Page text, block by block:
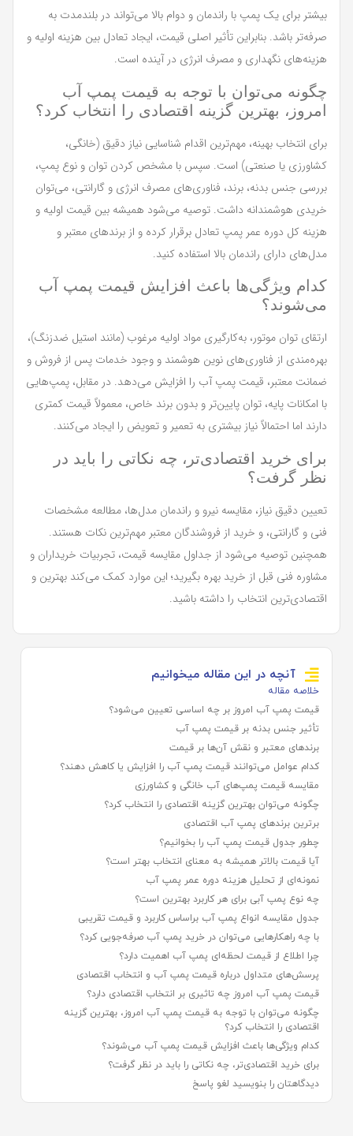
بیشتر برای یک پمپ با راندمان و دوام بالا می‌تواند در بلندمدت به
صرفه‌تر باشد. بنابراین تأثیر اصلی قیمت، ایجاد تعادل بین هزینه اولیه و
هزینه‌های نگهداری و مصرف انرژی در آینده است.
چگونه می‌توان با توجه به قیمت پمپ آب
امروز، بهترین گزینه اقتصادی را انتخاب کرد؟
برای انتخاب بهینه، مهم‌ترین اقدام شناسایی نیاز دقیق (خانگی،
کشاورزی یا صنعتی) است. سپس با مشخص کردن توان و نوع پمپ،
بررسی جنس بدنه، برند، فناوری‌های مصرف انرژی و گارانتی، می‌توان
خریدی هوشمندانه داشت. توصیه می‌شود همیشه بین قیمت اولیه و
هزینه کل دوره عمر پمپ تعادل برقرار کرده و از برندهای معتبر و
مدل‌های دارای راندمان بالا استفاده کنید.
کدام ویژگی‌ها باعث افزایش قیمت پمپ آب
می‌شوند؟
ارتقای توان موتور، به‌کارگیری مواد اولیه مرغوب (مانند استیل ضدزنگ)،
بهره‌مندی از فناوری‌های نوین هوشمند و وجود خدمات پس از فروش و
ضمانت معتبر، قیمت پمپ آب را افزایش می‌دهد. در مقابل، پمپ‌هایی
با امکانات پایه، توان پایین‌تر و بدون برند خاص، معمولاً قیمت کمتری
دارند اما احتمالاً نیاز بیشتری به تعمیر و تعویض را ایجاد می‌کنند.
برای خرید اقتصادی‌تر، چه نکاتی را باید در
نظر گرفت؟
تعیین دقیق نیاز، مقایسه نیرو و راندمان مدل‌ها، مطالعه مشخصات
فنی و گارانتی، و خرید از فروشندگان معتبر مهم‌ترین نکات هستند.
همچنین توصیه می‌شود از جداول مقایسه قیمت، تجربیات خریداران و
مشاوره فنی قبل از خرید بهره بگیرید؛ این موارد کمک می‌کند بهترین و
اقتصادی‌ترین انتخاب را داشته باشید.
آنچه در این مقاله میخوانیم
خلاصه مقاله
قیمت پمپ آب امروز بر چه اساسی تعیین می‌شود؟
تأثیر جنس بدنه بر قیمت پمپ آب
برندهای معتبر و نقش آن‌ها بر قیمت
کدام عوامل می‌توانند قیمت پمپ آب را افزایش یا کاهش دهند؟
مقایسه قیمت پمپ‌های آب خانگی و کشاورزی
چگونه می‌توان بهترین گزینه اقتصادی را انتخاب کرد؟
برترین برندهای پمپ آب اقتصادی
چطور جدول قیمت پمپ آب را بخوانیم؟
آیا قیمت بالاتر همیشه به معنای انتخاب بهتر است؟
نمونه‌ای از تحلیل هزینه دوره عمر پمپ آب
چه نوع پمپ آبی برای هر کاربرد بهترین است؟
جدول مقایسه انواع پمپ آب براساس کاربرد و قیمت تقریبی
با چه راهکارهایی می‌توان در خرید پمپ آب صرفه‌جویی کرد؟
چرا اطلاع از قیمت لحظه‌ای پمپ آب اهمیت دارد؟
پرسش‌های متداول درباره قیمت پمپ آب و انتخاب اقتصادی
قیمت پمپ آب امروز چه تاثیری بر انتخاب اقتصادی دارد؟
چگونه می‌توان با توجه به قیمت پمپ آب امروز، بهترین گزینه
اقتصادی را انتخاب کرد؟
کدام ویژگی‌ها باعث افزایش قیمت پمپ آب می‌شوند؟
برای خرید اقتصادی‌تر، چه نکاتی را باید در نظر گرفت؟
دیدگاهتان را بنویسید لغو پاسخ